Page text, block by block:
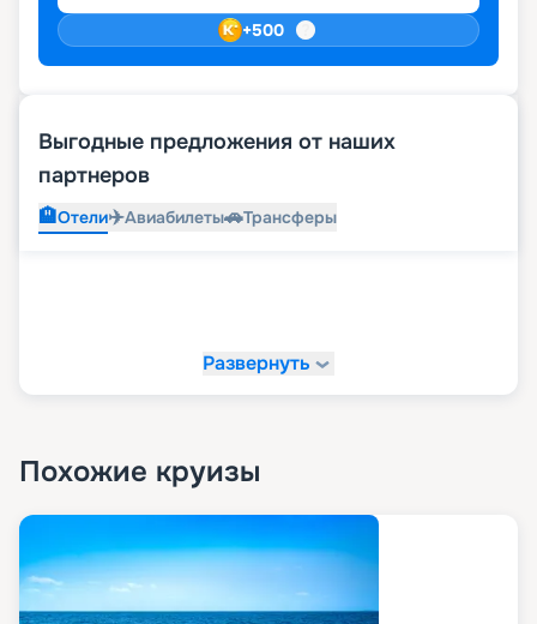
+500
Выгодные предложения от наших
партнеров
🏨Отели✈️Авиабилеты🚗Трансферы
Развернуть
Похожие круизы